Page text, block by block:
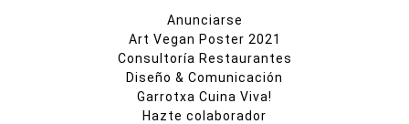
Anunciarse
Art Vegan Poster 2021
Consultoría Restaurantes
Diseño & Comunicación
Garrotxa Cuina Viva!
Hazte colaborador